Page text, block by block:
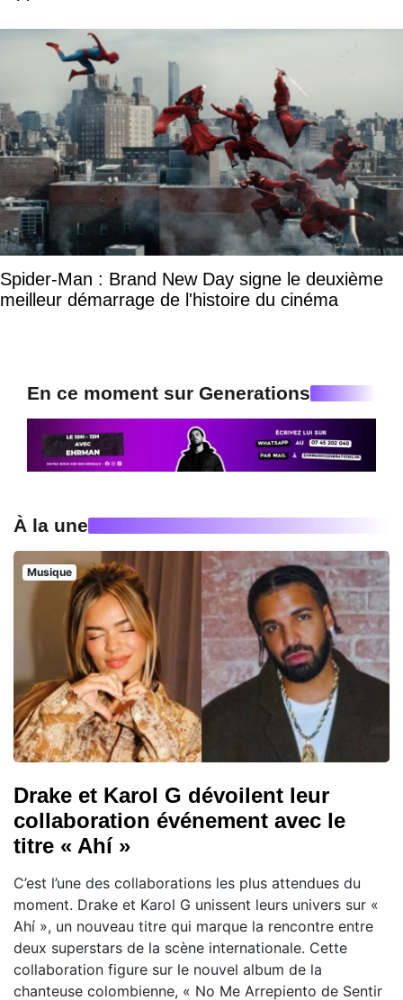
Spider-Man : Brand New Day signe le deuxième
meilleur démarrage de l'histoire du cinéma
En ce moment sur Generations
À la une
Musique
Drake et Karol G dévoilent leur
collaboration événement avec le
titre « Ahí »
C’est l’une des collaborations les plus attendues du
moment. Drake et Karol G unissent leurs univers sur «
Ahí », un nouveau titre qui marque la rencontre entre
deux superstars de la scène internationale. Cette
collaboration figure sur le nouvel album de la
chanteuse colombienne, « No Me Arrepiento de Sentir